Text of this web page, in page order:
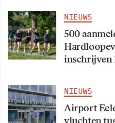
NIEUWS
500
inschrijven
NIEUWS
Airport